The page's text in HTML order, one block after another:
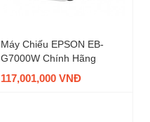
Máy Chiếu EPSON EB-
G7000W Chính Hãng
117,001,000 VNĐ